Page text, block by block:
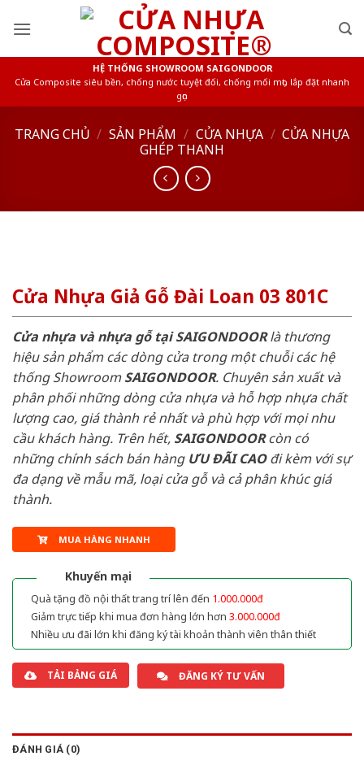
HỆ THỐNG SHOWROOM SAIGONDOOR
Cửa Composite siêu bền, chống nước tuyệt đối, chống mối mọt, lắp đặt nhanh
gọn
TRANG CHỦ / SẢN PHẨM / CỬA NHỰA / CỬA NHỰA
GHÉP THANH
Cửa Nhựa Giả Gỗ Đài Loan 03 801C
Cửa nhựa và nhựa gỗ tại SAIGONDOORlà thương
hiệu sản phẩm các dòng cửa trong một chuỗi các hệ
thống ShowroomSAIGONDOOR. Chuyên sản xuất và
phân phối những dòng cửa nhựa và hỗ hợp nhựa chất
lượng cao, giá thành rẻ nhất và phù hợp với mọi nhu
cầu khách hàng. Trên hết, SAIGONDOORcòn có
những chính sách bán hàng ƯU ĐÃI CAOđi kèm với sự
đa dạng về mẫu mã, loại cửa gỗ và cả phân khúc giá
thành.
MUA HÀNG NHANH
Khuyến mại
Quà tặng đồ nội thất trang trí lên đến 1.000.000đ
Giảm trực tiếp khi mua đơn hàng lớn hơn 3.000.000đ
Nhiều ưu đãi lớn khi đăng ký tài khoản thành viên thân thiết
TẢI BẢNG GIÁ ĐĂNG KÝ TƯ VẤN
ĐÁNH GIÁ (0)